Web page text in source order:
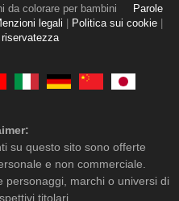
da colorare per bambini
Parole
legali Politica sui cookie
su questo sito sono offerte
e non commerciale.
personaggi, marchi o universi di
titolari.